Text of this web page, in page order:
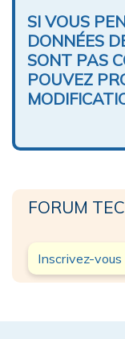
SI VOUS
DONNÉES
SONT PAS
POUVEZ
FORUM
Inscrivez-